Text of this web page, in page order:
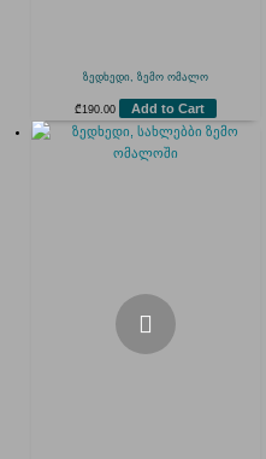
ზედხედი, ზემო ომალო
₾ 190.00 Add to Cart